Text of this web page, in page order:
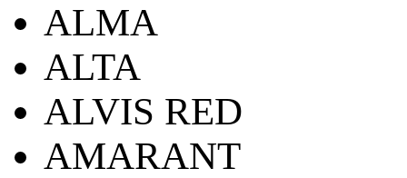
ALMA
ALTA
ALVIS RED
AMARANT